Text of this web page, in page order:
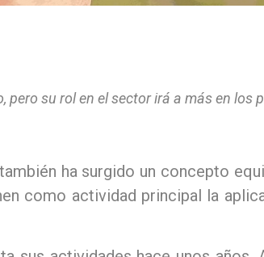
su rol en el sector irá a más en los
ha surgido un concepto
como actividad principal la